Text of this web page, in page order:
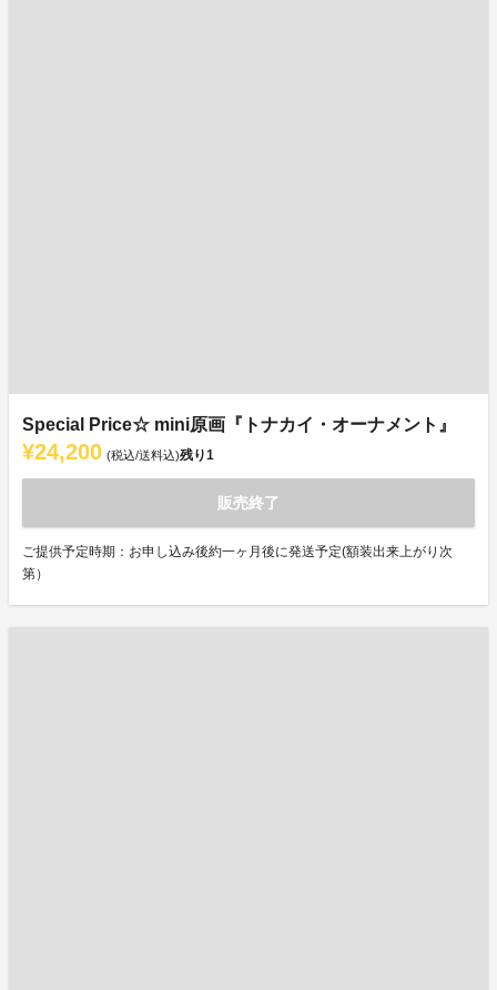
Special Price☆ mini原画『トナカイ・オーナメント』
¥24,200 (税込/送料込)残り1
販売終了
ご提供予定時期：お申し込み後約一ヶ月後に発送予定(額装出来上がり次
第）